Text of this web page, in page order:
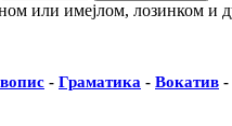
или имејлом, лозинком и
- Граматика - Вокатив -